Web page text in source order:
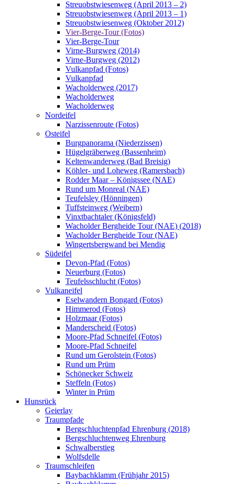
Streuobstwiesenweg (April 2013 – 2)
Streuobstwiesenweg (April 2013 – 1)
Streuobstwiesenweg (Oktober 2012)
Vier-Berge-Tour (Fotos)
Vier-Berge-Tour
Virne-Burgweg (2014)
Virne-Burgweg (2012)
Vulkanpfad (Fotos)
Vulkanpfad
Wacholderweg (2017)
Wacholderweg
Wacholderweg
Nordeifel
Narzissenroute (Fotos)
Osteifel
Burgpanorama (Niederzissen)
Hügelgräberweg (Bassenheim)
Keltenwanderweg (Bad Breisig)
Köhler- und Loheweg (Ramersbach)
Rodder Maar – Königssee (NAE)
Rund um Monreal (NAE)
Teufelsley (Hönningen)
Tuffsteinweg (Weibern)
Vinxtbachtaler (Königsfeld)
Wacholder Bergheide Tour (NAE) (2018)
Wacholder Bergheide Tour (NAE)
Wingertsbergwand bei Mendig
Südeifel
Devon-Pfad (Fotos)
Neuerburg (Fotos)
Teufelsschlucht (Fotos)
Vulkaneifel
Eselwandern Bongard (Fotos)
Himmerod (Fotos)
Holzmaar (Fotos)
Manderscheid (Fotos)
Moore-Pfad Schneifel (Fotos)
Moore-Pfad Schneifel
Rund um Gerolstein (Fotos)
Rund um Prüm
Schönecker Schweiz
Steffeln (Fotos)
Winter in Prüm
Hunsrück
Geierlay
Traumpfade
Bergschluchtenpfad Ehrenburg (2018)
Bergschluchtenweg Ehrenburg
Schwalberstieg
Wolfsdelle
Traumschleifen
Baybachklamm (Frühjahr 2015)